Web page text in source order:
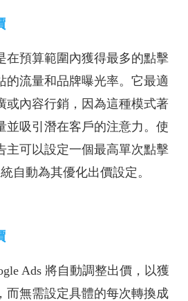
在預算範圍內獲得最多的點擊
的流量和品牌曝光率。它最適
或內容行銷，因為這種模式著
並吸引潛在客戶的注意力。使
主可以設定一個最高單次點擊
自動為其優化出價設定。
Ads 將自動調整出價，以獲
而無需設定具體的每次轉換成